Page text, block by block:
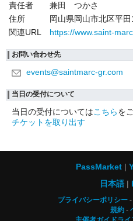
責任者
兼田 つかさ
住所
岡山県岡山市北区平
関連URL
https://www.saint-
お問い合わせ先
events@saintmarc-gr.com
当日の受付について
当日の受付についてはこちらを
チケットを取り出す
PassMarket
日本語
プライバシーポリシー
規約